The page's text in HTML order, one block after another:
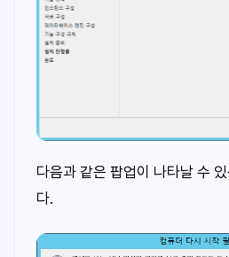
다음과 같은 팝업이 나타날 수
다.